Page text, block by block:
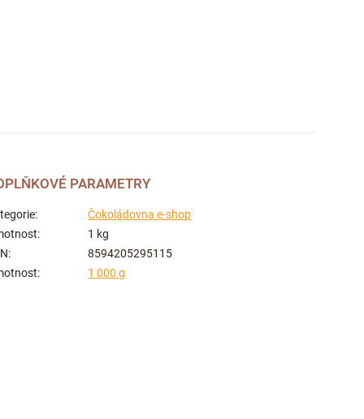
PARAMETRY
:
Čokoládovna e-shop
:
1 kg
:
8594205295115
: 1 000 g